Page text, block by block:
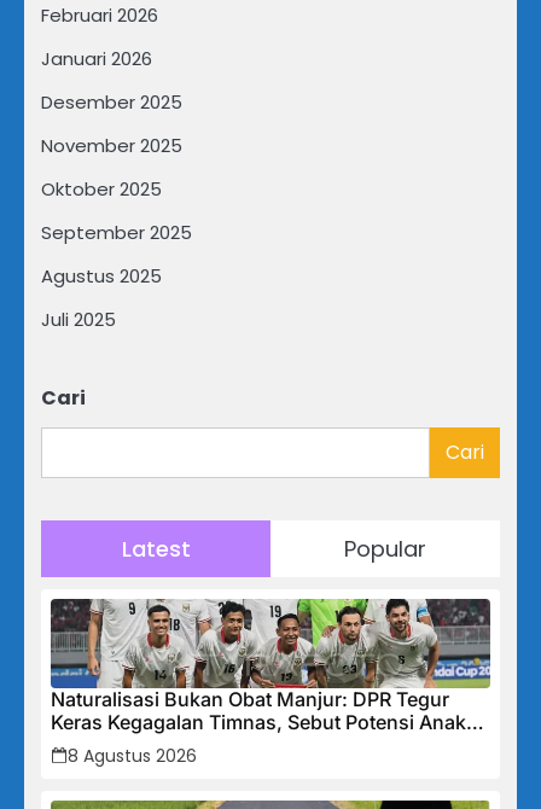
Februari 2026
Januari 2026
Desember 2025
November 2025
Oktober 2025
September 2025
Agustus 2025
Juli 2025
Cari
Cari
Latest Popular
Naturalisasi Bukan Obat Manjur: DPR Tegur
Keras Kegagalan Timnas, Sebut Potensi Anak
Bangsa Terabaikan Demi “Jalan Pintas”
8 Agustus 2026